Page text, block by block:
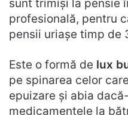
sunt trimiși la pensie
profesională, pentru
pensii uriașe timp de
Este o formă de lux
pe spinarea celor
epuizare și abia
medicamentele la